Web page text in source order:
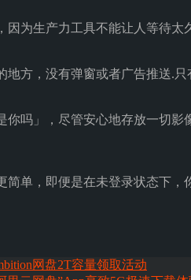
因为生产力工具不能让人等待太
地方，没有弹窗或者广告推送.
你吗」，尽管安心地存放一切
简单，即便是在未登录状态下
网盘2T容量领取活动